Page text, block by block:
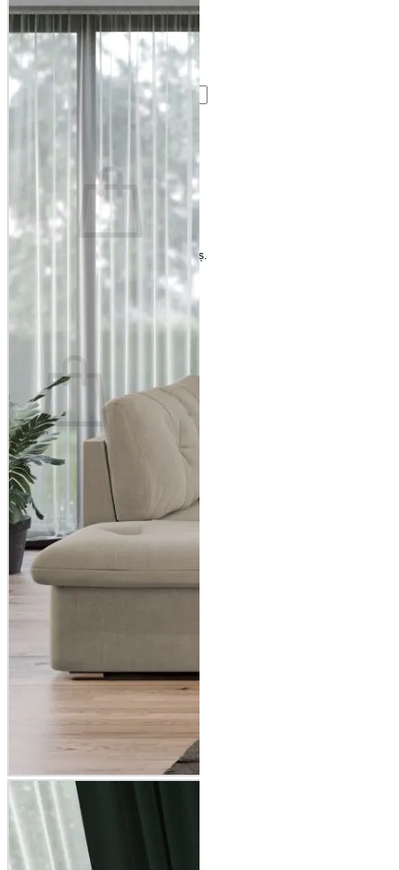
Riflaje
Scaune
Seturi Canapele & Fotolii
Seturi Masă & Scaune
Despre Noi
Contact
Coș /0,00 lei
Nu ai niciun produs în coș.
Înapoi la magazin
Nu ai niciun produs în coș.
Înapoi la magazin